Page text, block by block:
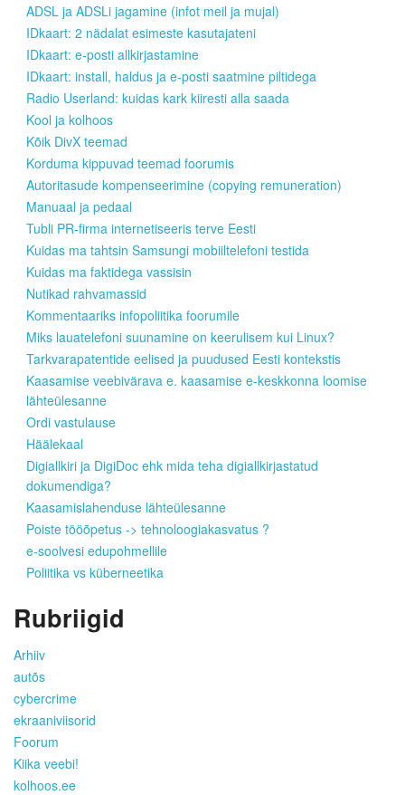
ADSL ja ADSLi jagamine (infot meil ja mujal)
IDkaart: 2 nädalat esimeste kasutajateni
IDkaart: e-posti allkirjastamine
IDkaart: install, haldus ja e-posti saatmine piltidega
Radio Userland: kuidas kark kiiresti alla saada
Kool ja kolhoos
Kõik DivX teemad
Korduma kippuvad teemad foorumis
Autoritasude kompenseerimine (copying remuneration)
Manuaal ja pedaal
Tubli PR-firma internetiseeris terve Eesti
Kuidas ma tahtsin Samsungi mobiiltelefoni testida
Kuidas ma faktidega vassisin
Nutikad rahvamassid
Kommentaariks infopoliitika foorumile
Miks lauatelefoni suunamine on keerulisem kui Linux?
Tarkvarapatentide eelised ja puudused Eesti kontekstis
Kaasamise veebivärava e. kaasamise e-keskkonna loomise
lähteülesanne
Ordi vastulause
Häälekaal
Digiallkiri ja DigiDoc ehk mida teha digiallkirjastatud
dokumendiga?
Kaasamislahenduse lähteülesanne
Poiste tööõpetus -> tehnoloogiakasvatus ?
e-soolvesi edupohmellile
Poliitika vs küberneetika
Rubriigid
Arhiiv
autõs
cybercrime
ekraaniviisorid
Foorum
Kiika veebi!
kolhoos.ee